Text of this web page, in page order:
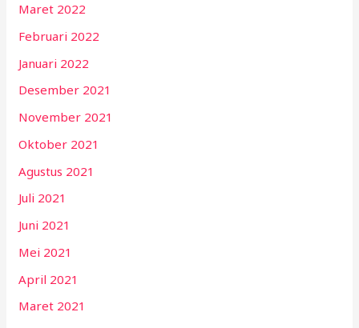
Maret 2022
Februari 2022
Januari 2022
Desember 2021
November 2021
Oktober 2021
Agustus 2021
Juli 2021
Juni 2021
Mei 2021
April 2021
Maret 2021